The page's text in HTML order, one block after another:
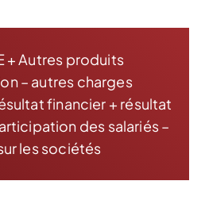
+ Autres produits
– autres charges
financier + résultat
des salariés –
les sociétés